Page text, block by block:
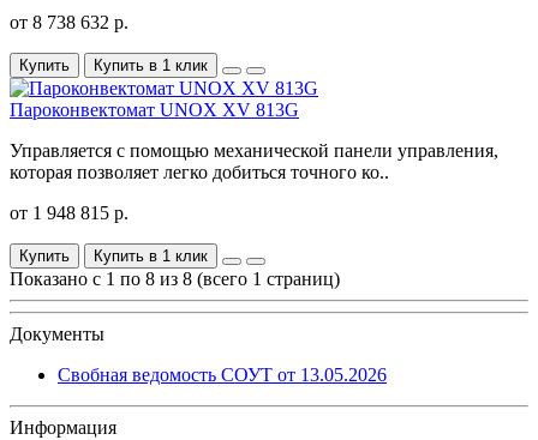
от 8 738 632 р.
Купить Купить в 1 клик
Пароконвектомат UNOX XV 813G
Управляется с помощью механической панели управления,
которая позволяет легко добиться точного ко..
от 1 948 815 р.
Купить Купить в 1 клик
Показано с 1 по 8 из 8 (всего 1 страниц)
Документы
Свобная ведомость СОУТ от 13.05.2026
Информация